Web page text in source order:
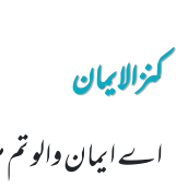
کنزالایمان
اے ایمان والو